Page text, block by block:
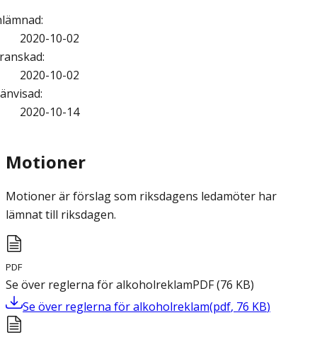
:
2020-10-02
:
2020-10-02
:
2020-10-14
Motioner
Motioner är förslag som riksdagens ledamöter har
lämnat till riksdagen.
PDF
Se över reglerna för alkoholreklamPDF(76 KB)
Se över reglerna för alkoholreklam(pdf, 76 KB)